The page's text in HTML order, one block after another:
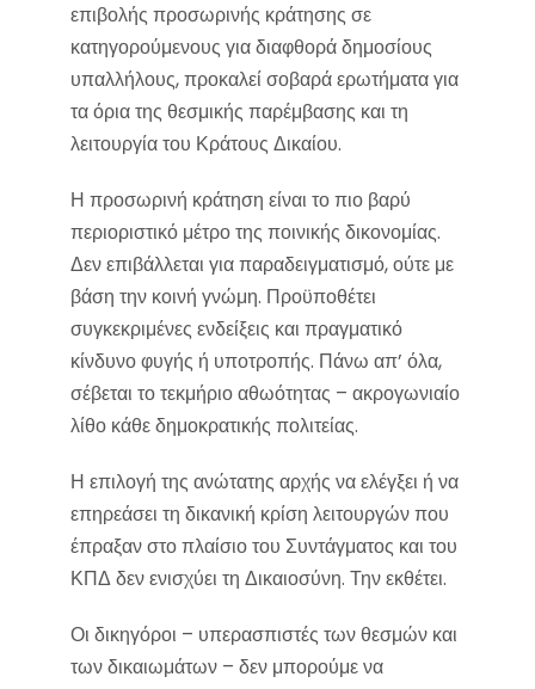
επιβολής προσωρινής κράτησης σε
κατηγορούμενους για διαφθορά δημοσίους
υπαλλήλους, προκαλεί σοβαρά ερωτήματα για
τα όρια της θεσμικής παρέμβασης και τη
λειτουργία του Κράτους Δικαίου.
Η προσωρινή κράτηση είναι το πιο βαρύ
περιοριστικό μέτρο της ποινικής δικονομίας.
Δεν επιβάλλεται για παραδειγματισμό, ούτε με
βάση την κοινή γνώμη. Προϋποθέτει
συγκεκριμένες ενδείξεις και πραγματικό
κίνδυνο φυγής ή υποτροπής. Πάνω απ’ όλα,
σέβεται το τεκμήριο αθωότητας – ακρογωνιαίο
λίθο κάθε δημοκρατικής πολιτείας.
Η επιλογή της ανώτατης αρχής να ελέγξει ή να
επηρεάσει τη δικανική κρίση λειτουργών που
έπραξαν στο πλαίσιο του Συντάγματος και του
ΚΠΔ δεν ενισχύει τη Δικαιοσύνη. Την εκθέτει.
Οι δικηγόροι – υπερασπιστές των θεσμών και
των δικαιωμάτων – δεν μπορούμε να